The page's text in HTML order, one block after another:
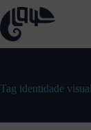
Tag identidade